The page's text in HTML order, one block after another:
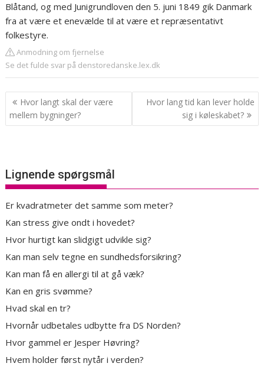
Blåtand, og med Junigrundloven den 5. juni 1849 gik Danmark
fra at være et enevælde til at være et repræsentativt
folkestyre.
Anmodning om fjernelse
Se det fulde svar på denstoredanske.lex.dk
Indlægsnavigation
Hvor langt skal der være
mellem bygninger?
Hvor lang tid kan lever holde
sig i køleskabet?
Lignende spørgsmål
Er kvadratmeter det samme som meter?
Kan stress give ondt i hovedet?
Hvor hurtigt kan slidgigt udvikle sig?
Kan man selv tegne en sundhedsforsikring?
Kan man få en allergi til at gå væk?
Kan en gris svømme?
Hvad skal en tr?
Hvornår udbetales udbytte fra DS Norden?
Hvor gammel er Jesper Høvring?
Hvem holder først nytår i verden?